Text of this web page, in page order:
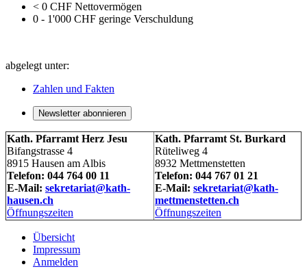
< 0 CHF Nettovermögen
0 - 1'000 CHF geringe Verschuldung
abgelegt unter:
Zahlen und Fakten
Newsletter abonnieren
Kath. Pfarramt Herz Jesu
Bifangstrasse 4
8915 Hausen am Albis
Telefon: 044 764 00 11
E-Mail: sekretariat@kath-
hausen.ch
Öffnungszeiten
Kath. Pfarramt St. Burkard
Rüteliweg 4
8932 Mettmenstetten
Telefon: 044 767 01 21
E-Mail: sekretariat@kath-
mettmenstetten.ch
Öffnungszeiten
Übersicht
Impressum
Anmelden